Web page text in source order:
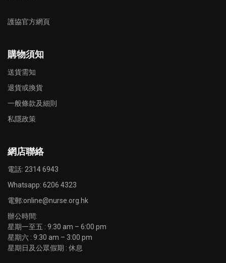
護協官方網頁
購物須知
送貨需知
退貨或換貨
一般條款及細則
私隱政策
網店聯絡
電話: 2314 6943
Whatsapp: 6206 4323
電郵:online@nurse.org.hk
辦公時間:
星期一至五 : 9:30 am – 6:00 pm
星期六 : 9:30 am – 3:00 pm
星期日及公眾假期 : 休息